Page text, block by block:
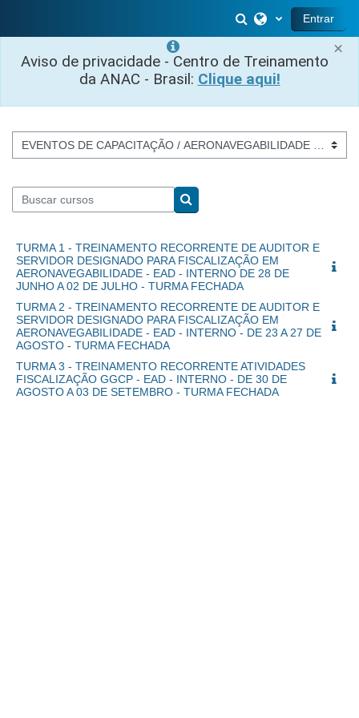
×
Aviso de privacidade - Centro de Treinamento
da ANAC - Brasil: Clique aqui!
Selector de
Entrar
Categorías
Buscar cursos
Buscar cursos
TURMA 1 - TREINAMENTO RECORRENTE DE AUDITOR E
SERVIDOR DESIGNADO PARA FISCALIZAÇÃO EM
AERONAVEGABILIDADE - EAD - INTERNO DE 28 DE
JUNHO A 02 DE JULHO - TURMA FECHADA
TURMA 2 - TREINAMENTO RECORRENTE DE AUDITOR E
SERVIDOR DESIGNADO PARA FISCALIZAÇÃO EM
AERONAVEGABILIDADE - EAD - INTERNO - DE 23 A 27 DE
AGOSTO - TURMA FECHADA
TURMA 3 - TREINAMENTO RECORRENTE ATIVIDADES
FISCALIZAÇÃO GGCP - EAD - INTERNO - DE 30 DE
AGOSTO A 03 DE SETEMBRO - TURMA FECHADA